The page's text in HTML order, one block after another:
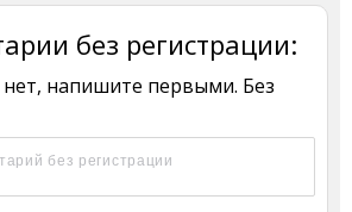
без регистрации:
напишите первыми. Без